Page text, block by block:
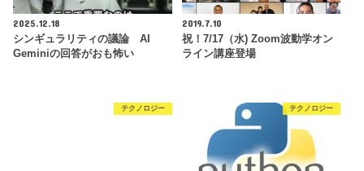
2025.12.18
シンギュラリティの議論 AI
Geminiの回答がおも怖い
2019.7.10
祝！7/17（水) Zoom波動学オン
ライン講座登場
テクノロジー テクノロジー